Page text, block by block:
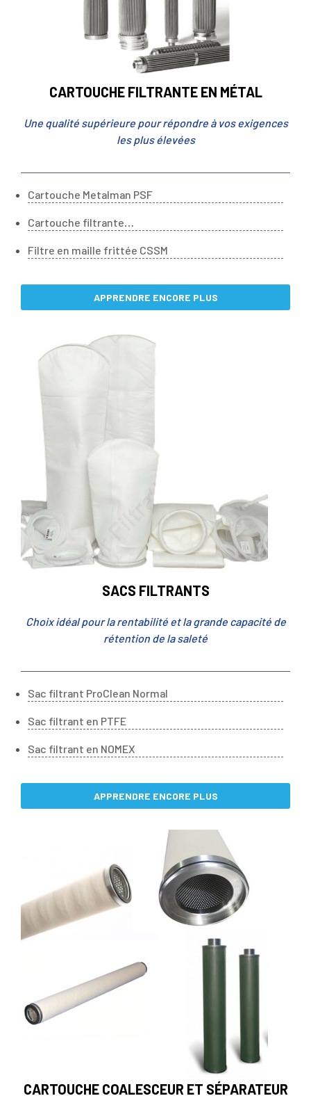
CARTOUCHE FILTRANTE EN MÉTAL
Une qualité supérieure pour répondre à vos exigences
les plus élevées
Cartouche Metalman PSF
Cartouche filtrante
Metalman PSM/CSM
Filtre en maille frittée CSSM
APPRENDRE ENCORE PLUS
SACS FILTRANTS
Choix idéal pour la rentabilité et la grande capacité de
rétention de la saleté
Sac filtrant ProClean Normal
Sac filtrant en PTFE
Sac filtrant en NOMEX
APPRENDRE ENCORE PLUS
CARTOUCHE COALESCEUR ET SÉPARATEUR